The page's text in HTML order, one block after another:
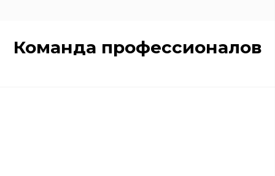
Команда профессионалов